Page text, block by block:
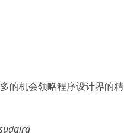
的机会领略程序设计界的精